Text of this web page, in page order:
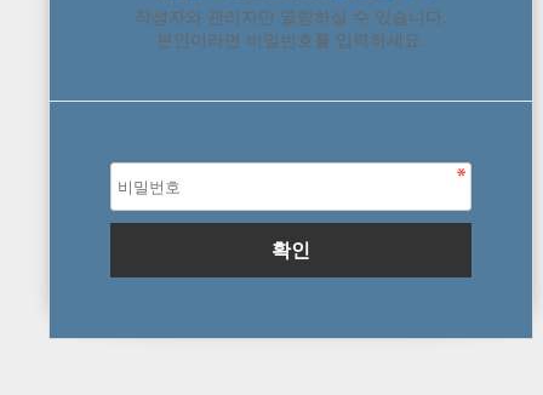
작성자와 관리자만 열람하실 수 있습니다.
본인이라면 비밀번호를 입력하세요.